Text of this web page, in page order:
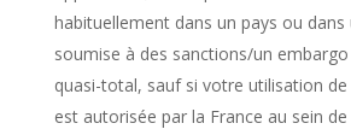
habituellement dans un pays ou dans
soumise à des sanctions/un
quasi-total, sauf si votre utilisation
est autorisée par la France au sein